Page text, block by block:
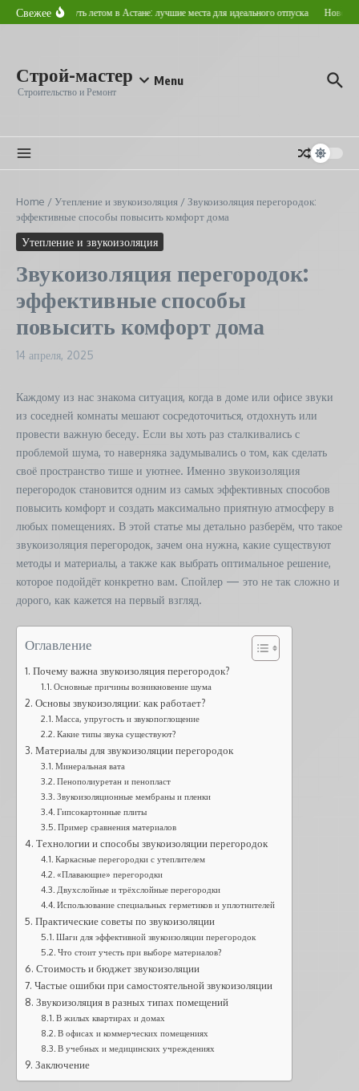
Перейти к содержанию
Свежее
Где отдохнуть летом в Астане: лучшие места для идеального отпуска
Строй-мастер
Строительство и Ремонт
Menu
Home / Утепление и звукоизоляция /Звукоизоляция перегородок:
эффективные способы повысить комфорт дома
Утепление и звукоизоляция
Звукоизоляция перегородок:
эффективные способы
повысить комфорт дома
14 апреля, 2025
Каждому из нас знакома ситуация, когда в доме или офисе звуки
из соседней комнаты мешают сосредоточиться, отдохнуть или
провести важную беседу. Если вы хоть раз сталкивались с
проблемой шума, то наверняка задумывались о том, как сделать
своё пространство тише и уютнее. Именно звукоизоляция
перегородок становится одним из самых эффективных способов
повысить комфорт и создать максимально приятную атмосферу в
любых помещениях. В этой статье мы детально разберём, что такое
звукоизоляция перегородок, зачем она нужна, какие существуют
методы и материалы, а также как выбрать оптимальное решение,
которое подойдёт конкретно вам. Спойлер — это не так сложно и
дорого, как кажется на первый взгляд.
Оглавление
Почему важна звукоизоляция перегородок?
Основные причины возникновение шума
Основы звукоизоляции: как работает?
Масса, упругость и звукопоглощение
Какие типы звука существуют?
Материалы для звукоизоляции перегородок
Минеральная вата
Пенополиуретан и пенопласт
Звукоизоляционные мембраны и пленки
Гипсокартонные плиты
Пример сравнения материалов
Технологии и способы звукоизоляции перегородок
Каркасные перегородки с утеплителем
«Плавающие» перегородки
Двухслойные и трёхслойные перегородки
Использование специальных герметиков и уплотнителей
Практические советы по звукоизоляции
Шаги для эффективной звукоизоляции перегородок
Что стоит учесть при выборе материалов?
Стоимость и бюджет звукоизоляции
Частые ошибки при самостоятельной звукоизоляции
Звукоизоляция в разных типах помещений
В жилых квартирах и домах
В офисах и коммерческих помещениях
В учебных и медицинских учреждениях
Заключение